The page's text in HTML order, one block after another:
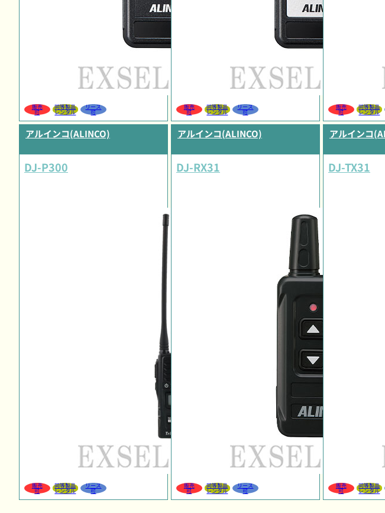
販売
可
同等製品
レンタル
リース
可
販売
可
同等製品
レンタル
リース
可
販売
可
同等製品
レンタル
アルインコ(ALINCO)
DJ-P300
販売
可
同等製品
レンタル
リース
可
アルインコ(ALINCO)
DJ-RX31
販売
可
同等製品
レンタル
リース
可
アルインコ
DJ-TX31
販売
可
同等製品
レンタル